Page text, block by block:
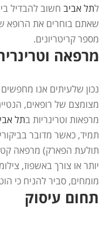
לתל אביב חשוב להבדיל
שאתם בוחרים את הרופא
מספר קריטריונים.
מרפאה
נכון שלעיתים אנו מחפשים
מצומצם של רופאים,
מרפאות וטרינריות בתל
תמיד, כאשר מדובר
תולעת הפארק) מרפאה
יותר או צורך באשפוז,
מומחים, סביר להניח כי
תחום עיסוק